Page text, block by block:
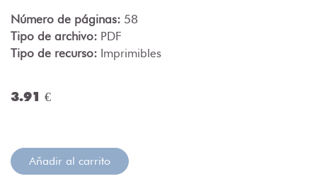
Número de páginas: 58
Tipo de archivo: PDF
Tipo de recurso: Imprimibles
3.91 €
Añadir al carrito